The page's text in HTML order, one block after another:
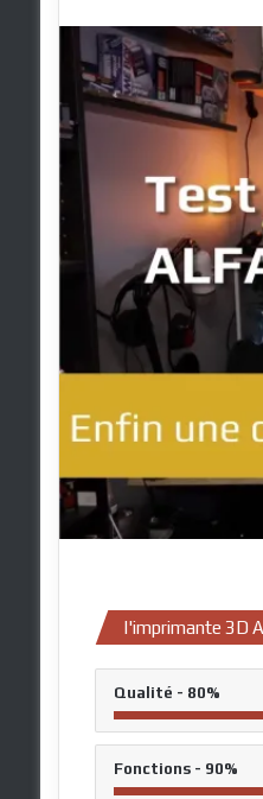
l'imprimante 3D
Qualité - 80%
Fonctions - 90%